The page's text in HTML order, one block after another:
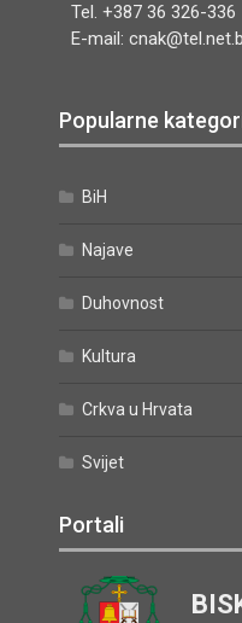
Tel. +387 36 326-336
E-mail:
Popularne
BiH
Najave
Duhovnost
Kultura
Crkva u Hrvata
Svijet
Portali